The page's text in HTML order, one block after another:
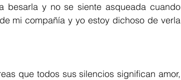
besarla y no se siente asqueada cuando
mi compañía y yo estoy dichoso de verla
que todos sus silencios significan amor,